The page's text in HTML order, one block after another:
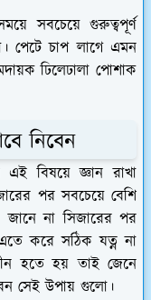
সবচেয়ে গুরুত্বপূর্ণ
পেটে চাপ লাগে এমন
ঢিলেঢালা পোশাক
নিবেন
বিষয়ে জ্ঞান রাখা
পর সবচেয়ে বেশি
না সিজারের পর
করে সঠিক যত্ন না
হতে হয় তাই জেনে
সেই উপায় গুলো।